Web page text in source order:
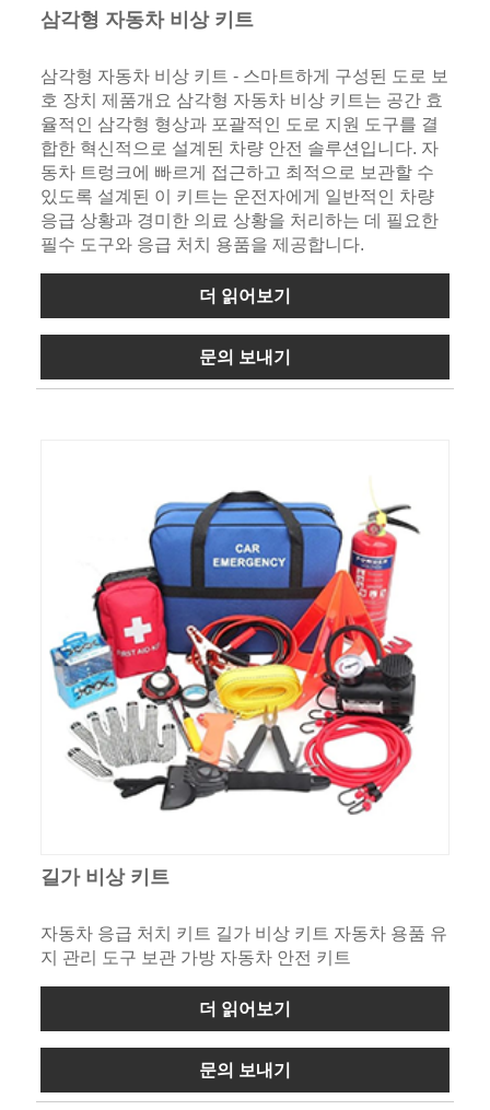
삼각형 자동차 비상 키트
삼각형 자동차 비상 키트 - 스마트하게 구성된 도로 보
호 장치 제품개요 삼각형 자동차 비상 키트는 공간 효
율적인 삼각형 형상과 포괄적인 도로 지원 도구를 결
합한 혁신적으로 설계된 차량 안전 솔루션입니다. 자
동차 트렁크에 빠르게 접근하고 최적으로 보관할 수
있도록 설계된 이 키트는 운전자에게 일반적인 차량
응급 상황과 경미한 의료 상황을 처리하는 데 필요한
필수 도구와 응급 처치 용품을 제공합니다.
더 읽어보기
문의 보내기
길가 비상 키트
자동차 응급 처치 키트 길가 비상 키트 자동차 용품 유
지 관리 도구 보관 가방 자동차 안전 키트
더 읽어보기
문의 보내기